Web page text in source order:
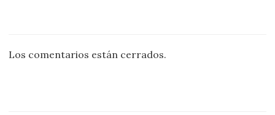
Los comentarios están cerrados.